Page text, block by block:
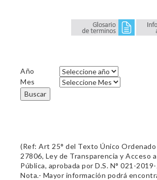
Año
Mes
Buscar
(Ref: Art 25° del Texto Único Ordenado
27806, Ley de Transparencia y Acceso
Pública, aprobada por D.S. N° 021-2019-
Nota.- Mayor información podrá